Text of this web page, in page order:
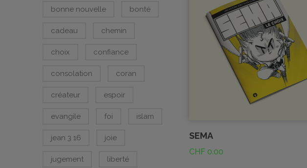
bonne nouvelle bonté
cadeau chemin
choix confiance
consolation coran
créateur espoir
evangile foi islam
jean 3 16 joie
jugement liberté
SEMA
CHF 0.00